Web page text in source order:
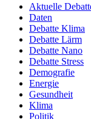
Aktuelle
Daten
Debatte Klima
Debatte Lärm
Debatte Nano
Debatte Stress
Demografie
Energie
Gesundheit
Klima
Politik